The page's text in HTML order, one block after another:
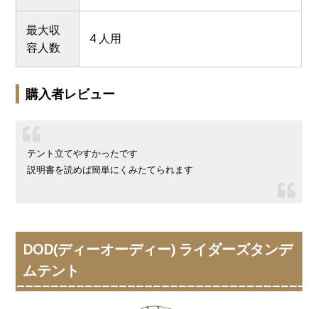
最大収
容人数
4 人用
購入者レビュー
テント立てやすかったです
説明書を読めば簡単にくみたてられます
DOD(ディーオーディー) ライダーズタンデ
ムテント